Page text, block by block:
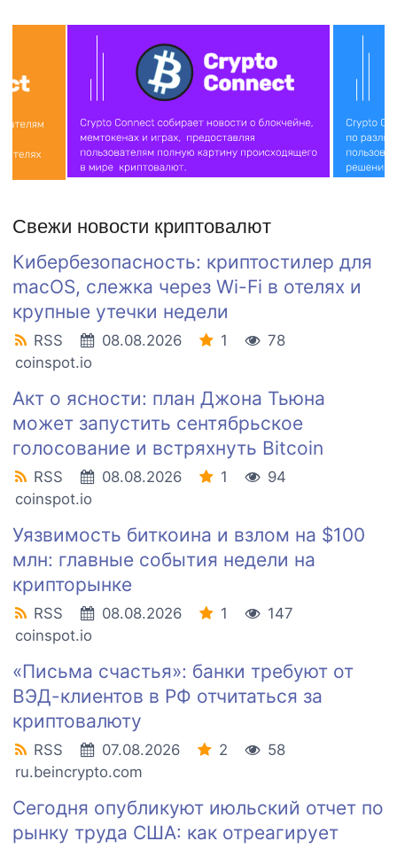
Свежи новости криптовалют
Кибербезопасность: криптостилер для
macOS, слежка через Wi-Fi в отелях и
крупные утечки недели
RSS 08.08.2026 1
78
coinspot.io
Акт о ясности: план Джона Тьюна
может запустить сентябрьское
голосование и встряхнуть Bitcoin
RSS 08.08.2026 1
94
coinspot.io
Уязвимость биткоина и взлом на $100
млн: главные события недели на
крипторынке
RSS 08.08.2026 1
147
coinspot.io
«Письма счастья»: банки требуют от
ВЭД-клиентов в РФ отчитаться за
криптовалюту
RSS 07.08.2026 2
58
ru.beincrypto.com
Сегодня опубликуют июльский отчет по
рынку труда США: как отреагирует